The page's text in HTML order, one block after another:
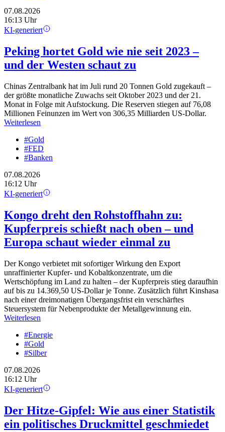
07.08.2026
16:13 Uhr
KI-generiert
Peking hortet Gold wie nie seit 2023 –
und der Westen schaut zu
Chinas Zentralbank hat im Juli rund 20 Tonnen Gold zugekauft –
der größte monatliche Zuwachs seit Oktober 2023 und der 21.
Monat in Folge mit Aufstockung. Die Reserven stiegen auf 76,08
Millionen Feinunzen im Wert von 306,35 Milliarden US-Dollar.
Weiterlesen
#Gold
#FED
#Banken
07.08.2026
16:12 Uhr
KI-generiert
Kongo dreht den Rohstoffhahn zu:
Kupferpreis schießt nach oben – und
Europa schaut wieder einmal zu
Der Kongo verbietet mit sofortiger Wirkung den Export
unraffinierter Kupfer- und Kobaltkonzentrate, um die
Wertschöpfung im Land zu halten – der Kupferpreis stieg daraufhin
auf bis zu 14.369,50 US-Dollar je Tonne. Zusätzlich führt Kinshasa
nach einer dreimonatigen Übergangsfrist ein verschärftes
Steuersystem für Nebenprodukte der Metallgewinnung ein.
Weiterlesen
#Energie
#Gold
#Silber
07.08.2026
16:12 Uhr
KI-generiert
Der Hitze-Gipfel: Wie aus einer Statistik
ein politisches Druckmittel geschmiedet